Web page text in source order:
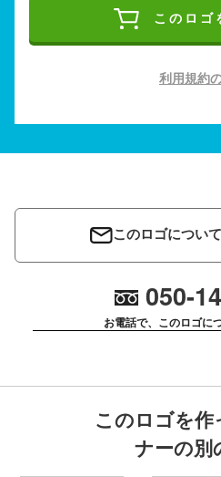
このロゴ
利用規約
このロゴについ
050-
お電話で、このロゴに
このロゴを作
ナーの別